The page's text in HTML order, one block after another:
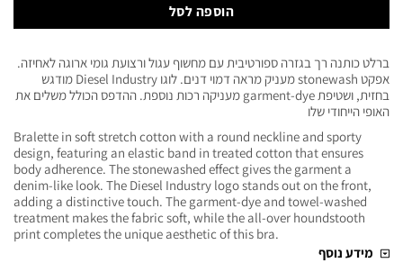
הוספה לסל
ברלט כותנה רך בגזרה ספורטיבית עם מחשוף עגול ורצועת גומי ארוגה לאחיזה.
אפקט stonewash מעניק מראה דמוי דנים. לוגו Diesel Industry מודגש
בחזית, ושטיפת garment-dye מעניקה רכות נוספת. ההדפס הכולל משלים את
האופי הייחודי שלו
Bralette in soft stretch cotton with a round neckline and sporty
design, featuring an elastic band in treated cotton that ensures
body adherence. The stonewashed effect gives the garment a
denim-like look. The Diesel Industry logo stands out on the front,
adding a distinctive touch. The garment-dye and towel-washed
treatment makes the fabric soft, while the all-over houndstooth
print completes the unique aesthetic of this bra.
מידע נוסף